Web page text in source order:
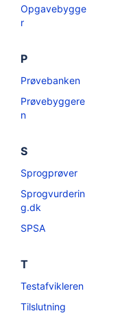
Opgavebygge
r
P
Prøvebanken
Prøvebyggere
n
S
Sprogprøver
Sprogvurderin
g.dk
SPSA
T
Testafvikleren
Tilslutning